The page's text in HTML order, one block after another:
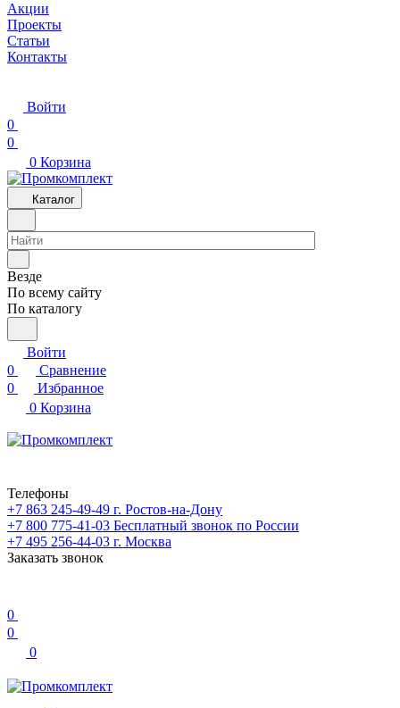
Акции
Проекты
Статьи
Контакты
Войти
0
0
0 Корзина
Каталог
Везде
По всему сайту
По каталогу
Войти
0
Сравнение
0
Избранное
0 Корзина
Телефоны
+7 863 245-49-49 г. Ростов-на-Дону
+7 800 775-41-03 Бесплатный звонок по России
+7 495 256-44-03 г. Москва
Заказать звонок
0
0
0